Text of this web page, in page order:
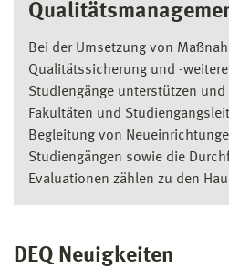
Bei der Umsetzung von
Qualitätssicherung und -
Studiengänge unterstützen
Fakultäten und
Begleitung von
Studiengängen sowie die
Evaluationen zählen zu den
DEQ Neuigkeiten